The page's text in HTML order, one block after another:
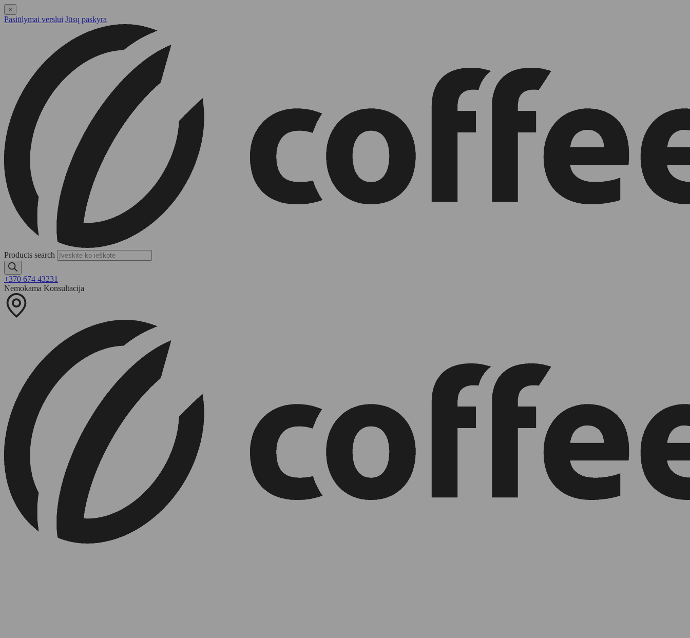
×
Pasiūlymai verslui Jūsų paskyra
Products search
+370 674 43231
Nemokama Konsultacija